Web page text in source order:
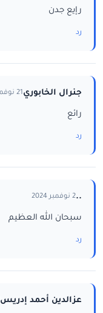
رإيع جدن
رد
جنرال الخابوري21 نوفمبر 2024
رائع
رد
..2 نوفمبر 2024
سبحان الله العظيم
رد
عزالدين أحمد إدريس